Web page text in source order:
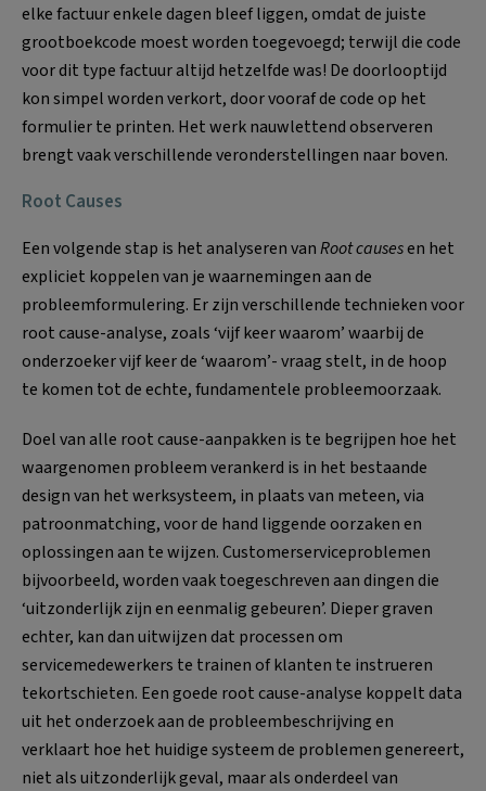
elke factuur enkele dagen bleef liggen, omdat de juiste
grootboekcode moest worden toegevoegd; terwijl die code
voor dit type factuur altijd hetzelfde was! De doorlooptijd
kon simpel worden verkort, door vooraf de code op het
formulier te printen. Het werk nauwlettend observeren
brengt vaak verschillende veronderstellingen naar boven.
Root Causes
Een volgende stap is het analyseren vanRoot causesen het
expliciet koppelen van je waarnemingen aan de
probleemformulering. Er zijn verschillende technieken voor
root cause-analyse, zoals ‘vijf keer waarom’ waarbij de
onderzoeker vijf keer de ‘waarom’- vraag stelt, in de hoop
te komen tot de echte, fundamentele probleemoorzaak.
Doel van alle root cause-aanpakken is te begrijpen hoe het
waargenomen probleem verankerd is in het bestaande
design van het werksysteem, in plaats van meteen, via
patroonmatching, voor de hand liggende oorzaken en
oplossingen aan te wijzen. Customerserviceproblemen
bijvoorbeeld, worden vaak toegeschreven aan dingen die
‘uitzonderlijk zijn en eenmalig gebeuren’. Dieper graven
echter, kan dan uitwijzen dat processen om
servicemedewerkers te trainen of klanten te instrueren
tekortschieten. Een goede root cause-analyse koppelt data
uit het onderzoek aan de probleembeschrijving en
verklaart hoe het huidige systeem de problemen genereert,
niet als uitzonderlijk geval, maar als onderdeel van